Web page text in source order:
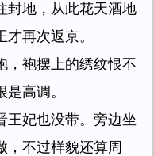
封地，从此花天酒地
再次返京。
，袍摆上的绣纹恨不
高调。
王妃也没带。旁边坐
，不过样貌还算周